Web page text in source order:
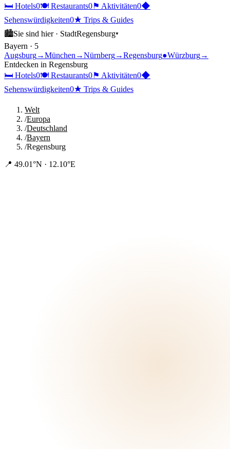
🛏 Hotels0🍽 Restaurants0⚑ Aktivitäten0◆
Sehenswürdigkeiten0★ Trips & Guides
🏙Sie sind hier · StadtRegensburg▾
Bayern · 5
Augsburg→München →Nürnberg→Regensburg●Würzburg→
Entdecken in Regensburg
🛏 Hotels0🍽 Restaurants0⚑ Aktivitäten0◆
Sehenswürdigkeiten0★ Trips & Guides
Welt
/Europa
/Deutschland
/Bayern
/Regensburg
📍 49.01°N · 12.10°E